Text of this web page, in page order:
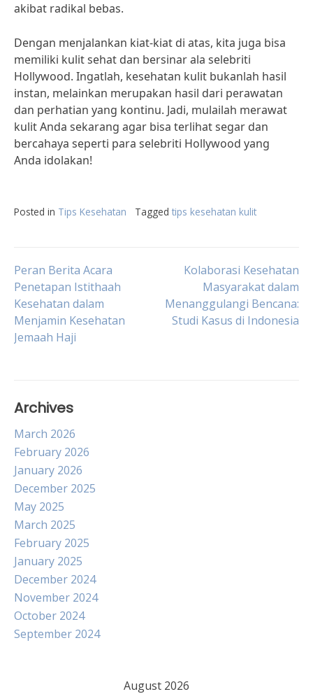
akibat radikal bebas.
Dengan menjalankan kiat-kiat di atas, kita juga bisa
memiliki kulit sehat dan bersinar ala selebriti
Hollywood. Ingatlah, kesehatan kulit bukanlah hasil
instan, melainkan merupakan hasil dari perawatan
dan perhatian yang kontinu. Jadi, mulailah merawat
kulit Anda sekarang agar bisa terlihat segar dan
bercahaya seperti para selebriti Hollywood yang
Anda idolakan!
Posted in Tips Kesehatan Tagged tips kesehatan kulit
Post
navigation
Peran Berita Acara
Penetapan Istithaah
Kesehatan dalam
Menjamin Kesehatan
Jemaah Haji
Kolaborasi Kesehatan
Masyarakat dalam
Menanggulangi Bencana:
Studi Kasus di Indonesia
Archives
March 2026
February 2026
January 2026
December 2025
May 2025
March 2025
February 2025
January 2025
December 2024
November 2024
October 2024
September 2024
August 2026